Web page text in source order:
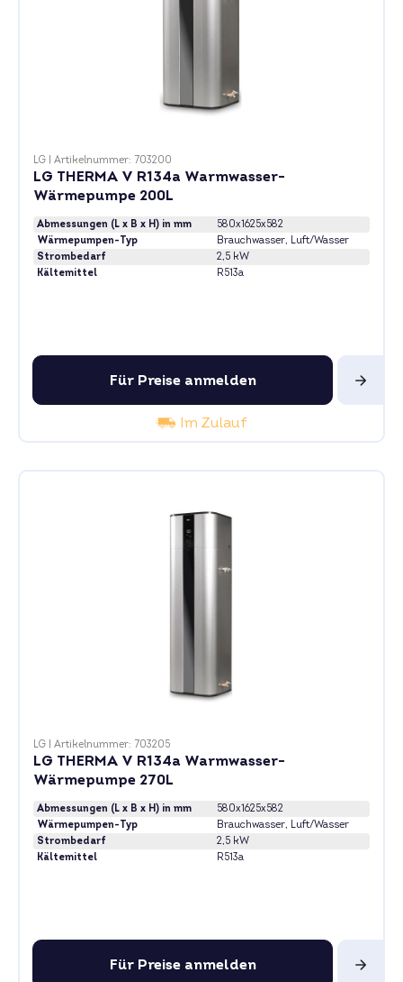
LG Artikelnummer: 703200
LG THERMA V R134a Warmwasser-
Wärmepumpe 200L
Abmessungen (L x B x H) in mm
580x1625x582
Wärmepumpen-Typ
Brauchwasser, Luft/Wasser
Strombedarf
2,5 kW
Kältemittel
R513a
Für Preise anmelden
Im Zulauf
LG Artikelnummer: 703205
LG THERMA V R134a Warmwasser-
Wärmepumpe 270L
Abmessungen (L x B x H) in mm
580x1625x582
Wärmepumpen-Typ
Brauchwasser, Luft/Wasser
Strombedarf
2,5 kW
Kältemittel
R513a
Für Preise anmelden